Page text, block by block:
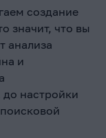
создание
значит, что вы
анализа
и
настройки